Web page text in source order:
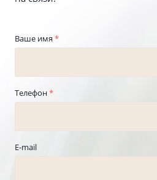
Ваше имя *
Телефон*
E-mail